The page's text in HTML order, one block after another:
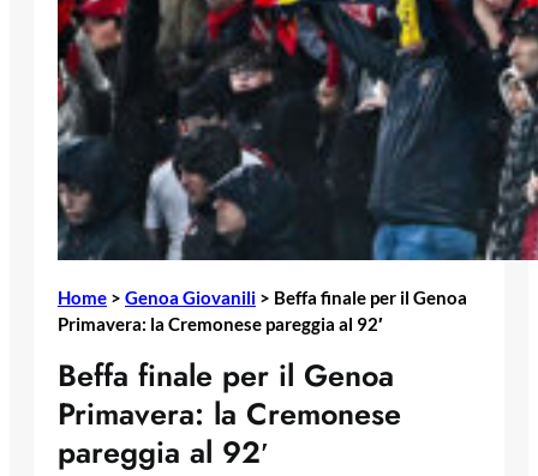
Home > Genoa Giovanili > Beffa finale per il Genoa
Primavera: la Cremonese pareggia al 92′
Beffa finale per il Genoa
Primavera: la Cremonese
pareggia al 92′